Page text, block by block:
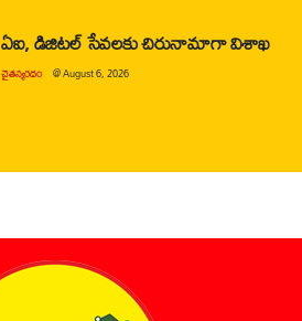
ఏఐ, డిజిటల్ సేవలకు చిరునామాగా విశాఖ
చైతన్యరధం @August 6, 2026